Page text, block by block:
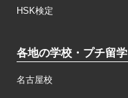
HSK検定
各地の学校・プチ留学
名古屋校